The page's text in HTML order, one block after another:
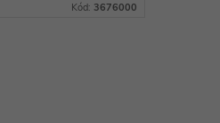
Kód: 3676000